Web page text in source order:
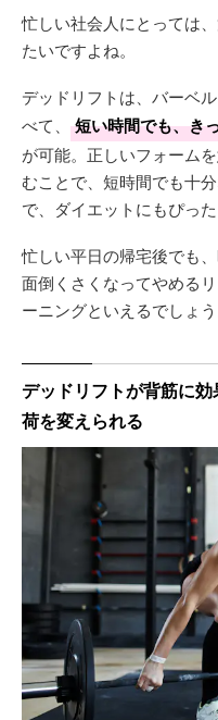
忙しい社会人にとっては
たいですよね。
デッドリフトは、バーベ
べて、
短い時間でも、き
が可能。正しいフォーム
むことで、短時間でも十
で、ダイエットにもぴった
忙しい平日の帰宅後でも
面倒くさくなってやめる
ーニングといえるでしょう
デッドリフトが背筋に
荷を変えられる